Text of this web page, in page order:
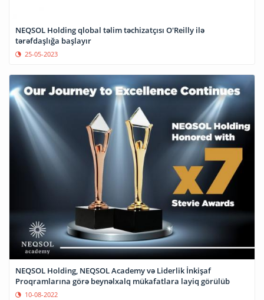
NEQSOL Holding qlobal təlim təchizatçısı O'Reilly ilə
tərəfdaşlığa başlayır
25-05-2023
NEQSOL Holding, NEQSOL Academy və Liderlik İnkişaf
Proqramlarına görə beynəlxalq mükafatlara layiq görülüb
10-08-2022